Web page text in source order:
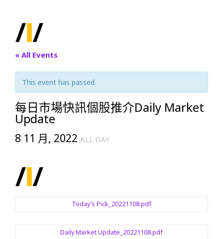
« All Events
This event has passed.
每日市場快訊個股推介Daily Market
Update
8 11 月, 2022 ALL DAY
Today’s Pick_20221108.pdf
Daily Market Update_20221108.pdf